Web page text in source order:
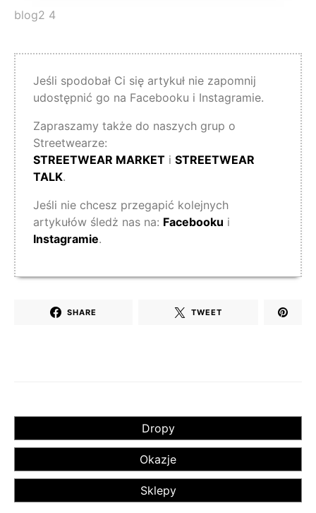
blog2 4
Jeśli spodobał Ci się artykuł nie zapomnij
udostępnić go na Facebooku i Instagramie.
Zapraszamy także do naszych grup o
Streetwearze:
STREETWEAR MARKET i STREETWEAR
TALK.
Jeśli nie chcesz przegapić kolejnych
artykułów śledż nas na: Facebooku i
Instagramie.
SHARE TWEET
Dropy
Okazje
Sklepy